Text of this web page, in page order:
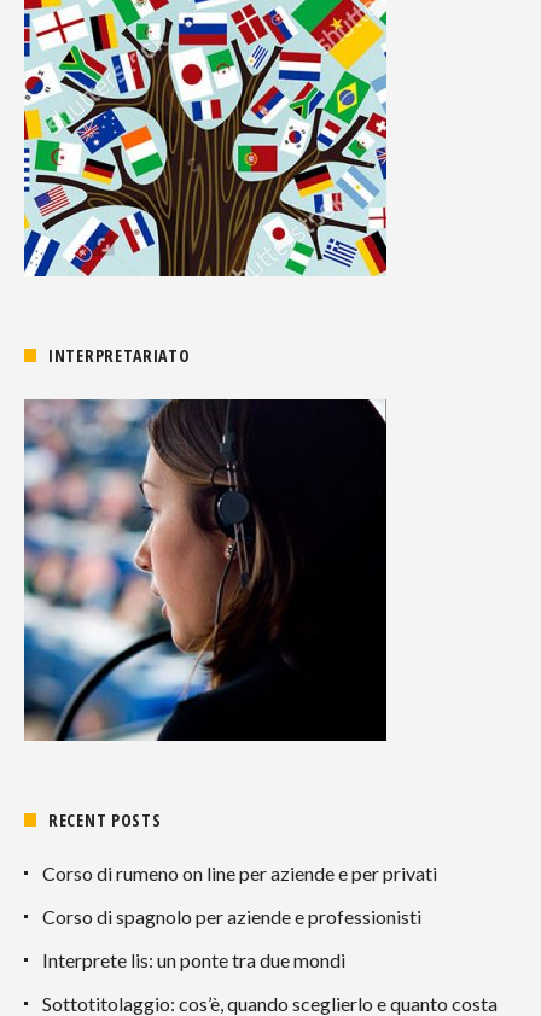
INTERPRETARIATO
RECENT POSTS
Corso di rumeno on line per aziende e per privati
Corso di spagnolo per aziende e professionisti
Interprete lis: un ponte tra due mondi
Sottotitolaggio: cos’è, quando sceglierlo e quanto costa